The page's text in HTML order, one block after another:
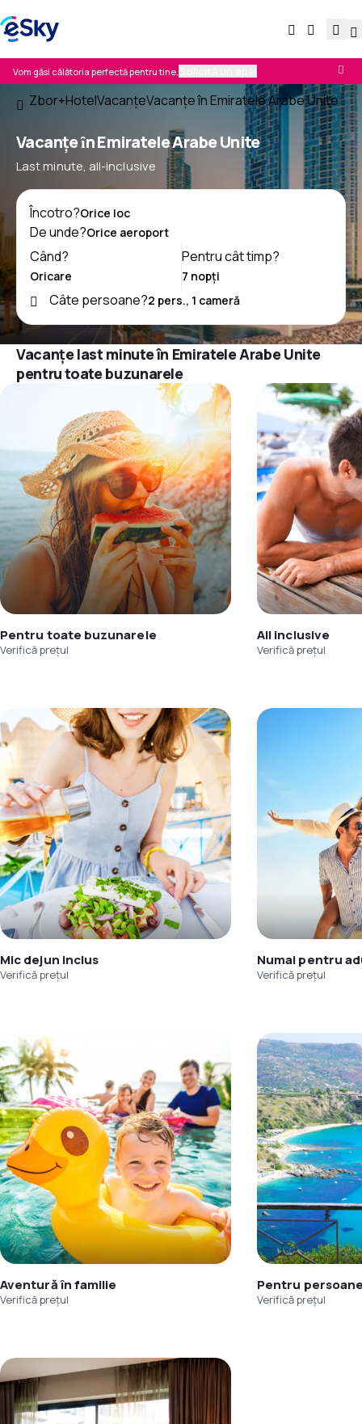
Vom găsi călătoria perfectă pentru tine.
Zbor+HotelVacanţeVacanţe în Emiratele Arabe Unite
Vacanțe ȋn Emiratele Arabe Unite
Last minute, all-inclusive
Încotro?
De unde?
Când?
Pentru cât timp?
Câte persoane?
Vacanțe last minute în Emiratele Arabe Unite
pentru toate buzunarele
Pentru toate buzunarele
Verifică prețul
All inclusive
Verifică prețul
Mic dejun inclus
Verifică prețul
Numai pentru
Verifică prețul
Aventură în familie
Verifică prețul
Pentru
Verifică prețul